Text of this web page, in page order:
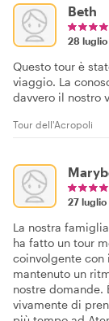
Beth
28
Questo tour è
viaggio. La
davvero il nostro
Tour dell'Acropoli
27
La nostra
ha fatto un tour
coinvolgente con
mantenuto un
nostre domande.
vivamente di